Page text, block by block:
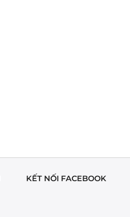
KẾT NỐI FACEBOOK